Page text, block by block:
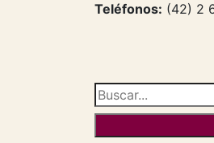
Teléfonos: (42) 2